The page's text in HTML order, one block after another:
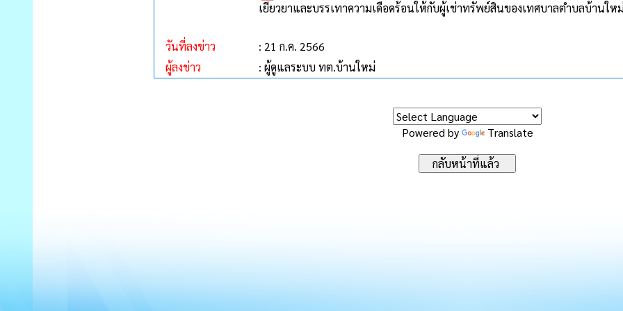
เยียวยาและบรรเทาความเดือดร้อนให้กับผู้เช่าทรัพย์สินของเทศบาลตำบลบ้านให
วันที่ลงข่าว
: 21 ก.ค. 2566
ผู้ลงข่าว
: ผู้ดูแลระบบ ทต.บ้านใหม่
Powered by Translate